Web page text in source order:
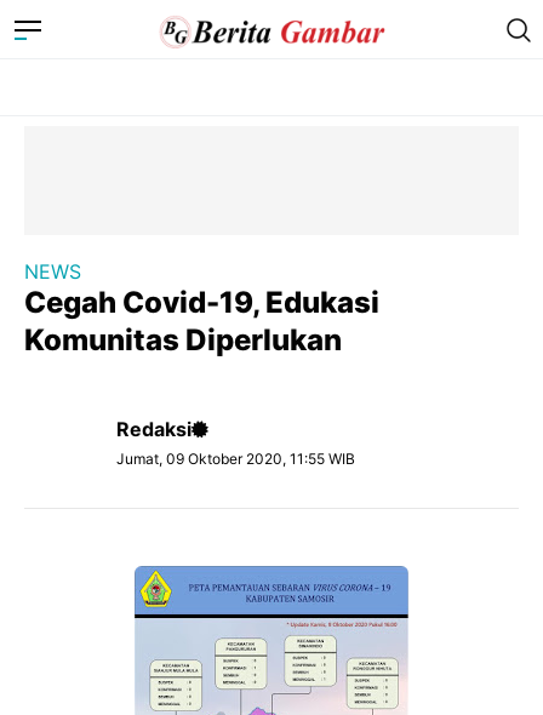
NEWS
Cegah Covid-19, Edukasi
Komunitas Diperlukan
Redaksi
Jumat, 09 Oktober 2020, 11:55 WIB